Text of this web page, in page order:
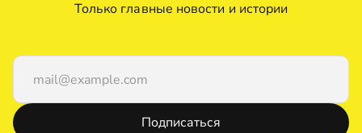
Только главные новости и истории
Подписаться